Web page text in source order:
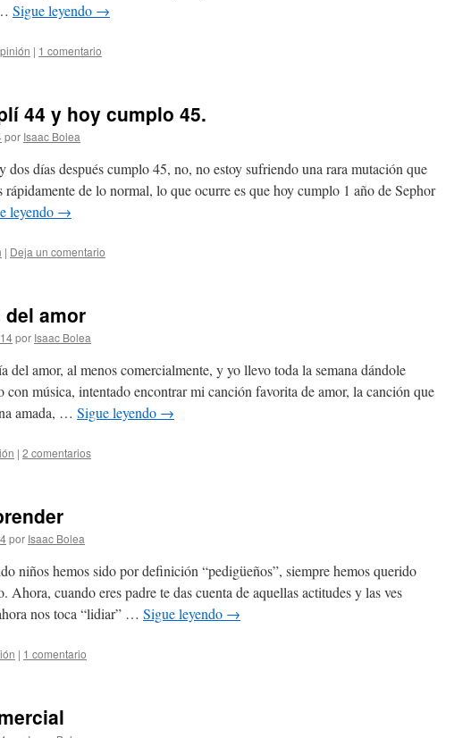
Sigue leyendo →
| 1 comentario
44 y hoy cumplo 45.
por Isaac Bolea
dos días después cumplo 45, no, no estoy sufriendo una rara mutación que
rápidamente de lo normal, lo que ocurre es que hoy cumplo 1 año de Sephor
leyendo →
| Deja un comentario
amor
por Isaac Bolea
del amor, al menos comercialmente, y yo llevo toda la semana dándole
con música, intentado encontrar mi canción favorita de amor, la canción que
amada, … Sigue leyendo →
| 2 comentarios
por Isaac Bolea
niños hemos sido por definición “pedigüeños”, siempre hemos querido
Ahora, cuando eres padre te das cuenta de aquellas actitudes y las ves
nos toca “lidiar” … Sigue leyendo →
| 1 comentario